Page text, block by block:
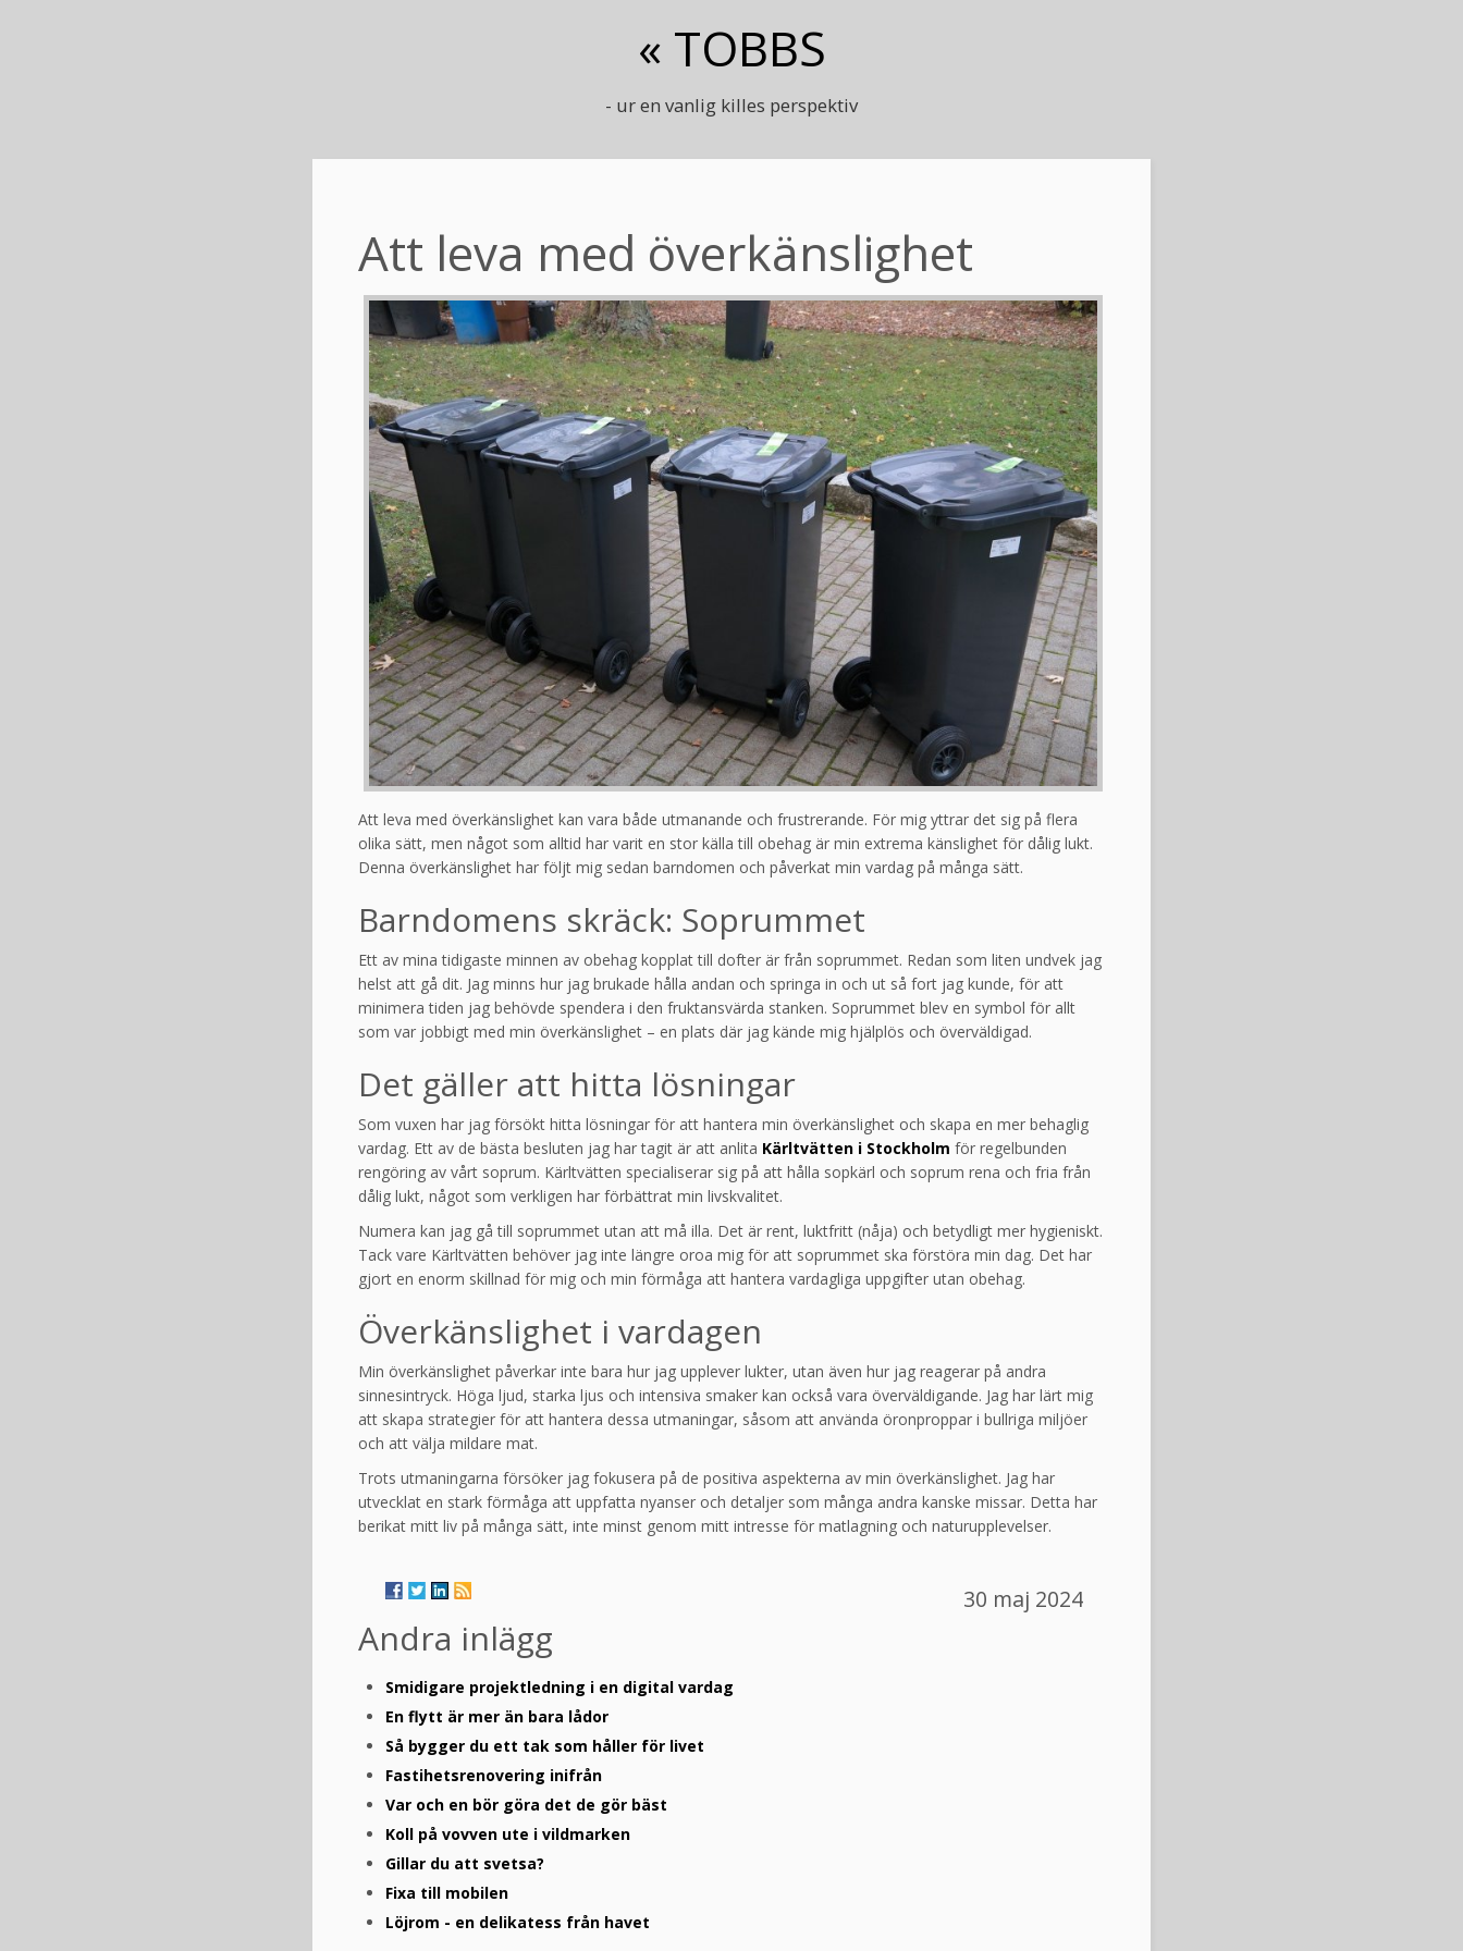
« TOBBS
- ur en vanlig killes perspektiv
Att leva med överkänslighet
Att leva med överkänslighet kan vara både utmanande och frustrerande. För mig yttrar det sig på flera
olika sätt, men något som alltid har varit en stor källa till obehag är min extrema känslighet för dålig lukt.
Denna överkänslighet har följt mig sedan barndomen och påverkat min vardag på många sätt.
Barndomens skräck: Soprummet
Ett av mina tidigaste minnen av obehag kopplat till dofter är från soprummet. Redan som liten undvek jag
helst att gå dit. Jag minns hur jag brukade hålla andan och springa in och ut så fort jag kunde, för att
minimera tiden jag behövde spendera i den fruktansvärda stanken. Soprummet blev en symbol för allt
som var jobbigt med min överkänslighet – en plats där jag kände mig hjälplös och överväldigad.
Det gäller att hitta lösningar
Som vuxen har jag försökt hitta lösningar för att hantera min överkänslighet och skapa en mer behaglig
vardag. Ett av de bästa besluten jag har tagit är att anlita Kärltvätten i Stockholm för regelbunden
rengöring av vårt soprum. Kärltvätten specialiserar sig på att hålla sopkärl och soprum rena och fria från
dålig lukt, något som verkligen har förbättrat min livskvalitet.
Numera kan jag gå till soprummet utan att må illa. Det är rent, luktfritt (nåja) och betydligt mer hygieniskt.
Tack vare Kärltvätten behöver jag inte längre oroa mig för att soprummet ska förstöra min dag. Det har
gjort en enorm skillnad för mig och min förmåga att hantera vardagliga uppgifter utan obehag.
Överkänslighet i vardagen
Min överkänslighet påverkar inte bara hur jag upplever lukter, utan även hur jag reagerar på andra
sinnesintryck. Höga ljud, starka ljus och intensiva smaker kan också vara överväldigande. Jag har lärt mig
att skapa strategier för att hantera dessa utmaningar, såsom att använda öronproppar i bullriga miljöer
och att välja mildare mat.
Trots utmaningarna försöker jag fokusera på de positiva aspekterna av min överkänslighet. Jag har
utvecklat en stark förmåga att uppfatta nyanser och detaljer som många andra kanske missar. Detta har
berikat mitt liv på många sätt, inte minst genom mitt intresse för matlagning och naturupplevelser.
30 maj 2024
Andra inlägg
Smidigare projektledning i en digital vardag
En flytt är mer än bara lådor
Så bygger du ett tak som håller för livet
Fastihetsrenovering inifrån
Var och en bör göra det de gör bäst
Koll på vovven ute i vildmarken
Gillar du att svetsa?
Fixa till mobilen
Löjrom - en delikatess från havet